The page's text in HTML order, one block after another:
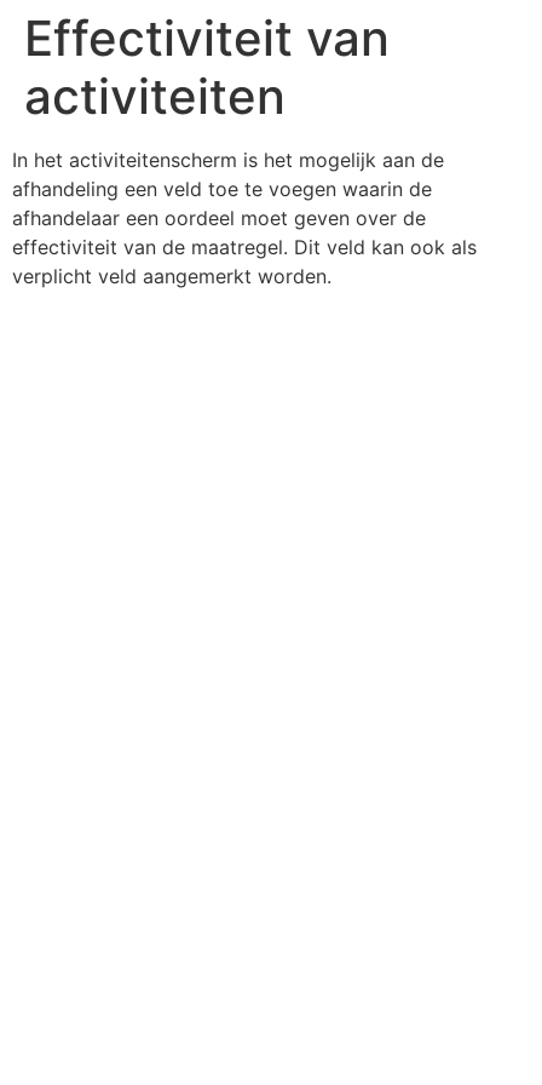
Effectiviteit van
activiteiten
In het activiteitenscherm is het mogelijk aan de
afhandeling een veld toe te voegen waarin de
afhandelaar een oordeel moet geven over de
effectiviteit van de maatregel. Dit veld kan ook als
verplicht veld aangemerkt worden.